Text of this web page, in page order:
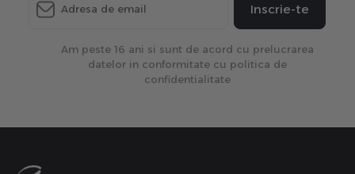
Inscrie-te
Am peste 16 ani si sunt de acord cu prelucrarea
datelor in conformitate cu politica de
confidentialitate